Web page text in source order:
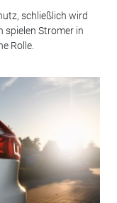
schließlich wird
spielen Stromer in
Rolle.